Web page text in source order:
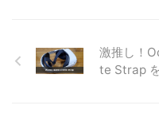
激推し！
te Strap